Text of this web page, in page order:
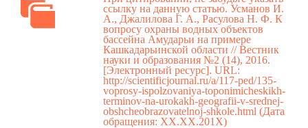
ссылку на данную статью. Усманов И.
А., Джалилова Г. А., Расулова Н. Ф. К
вопросу охраны водных объектов
бассейна Амударьи на примере
Кашкадарьинской области // Вестник
науки и образования №2 (14), 2016.
[Электронный ресурс]. URL:
http://scientificjournal.ru/a/117-ped/135-
voprosy-ispolzovaniya-toponimicheskikh-
terminov-na-urokakh-geografii-v-srednej-
obshcheobrazovatelnoj-shkole.html (Дата
обращения: ХХ.ХХ.201Х)